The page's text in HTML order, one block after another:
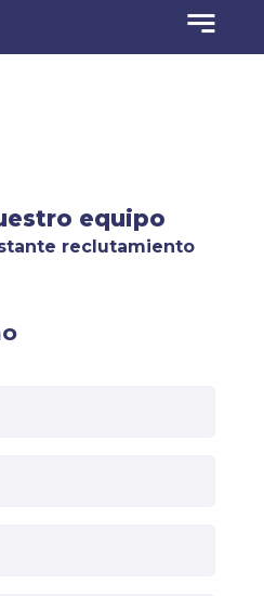
equipo
reclutamiento